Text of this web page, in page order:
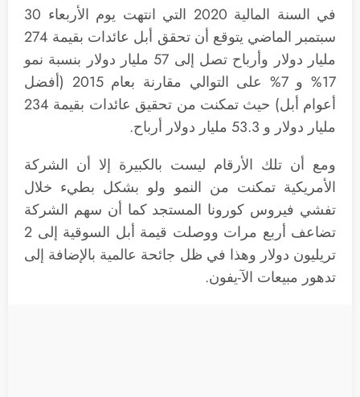
في السنة المالية 2020 التي انتهت يوم الأربعاء 30
سبتمبر الماضي يتوقع أن تحقق أبل عائدات بقيمة 274
مليار دولار وأرباح تصل إلى 57 مليار دولار بنسبة نمو
17% و 7% على التوالي مقارنة بعام 2015 (أفضل
أعوام أبل) حيث تمكنت من تحقيق عائدات بقيمة 234
مليار دولار و 53.3 مليار دولار أرباح.
ومع أن تلك الأرقام ليست بالكبيرة إلا أن الشركة
الأمريكية تمكنت من النمو ولو بشكل بطيء خلال
تفشي فيروس كورونا المستجد كما أن سهم الشركة
تضاعف أربع مرات ووصلت قيمة أبل السوقية إلى 2
تريليون دولار وهذا في ظل جائحة عالمية بالإضافة إلى
تدهور مبيعات الآ-يفون.